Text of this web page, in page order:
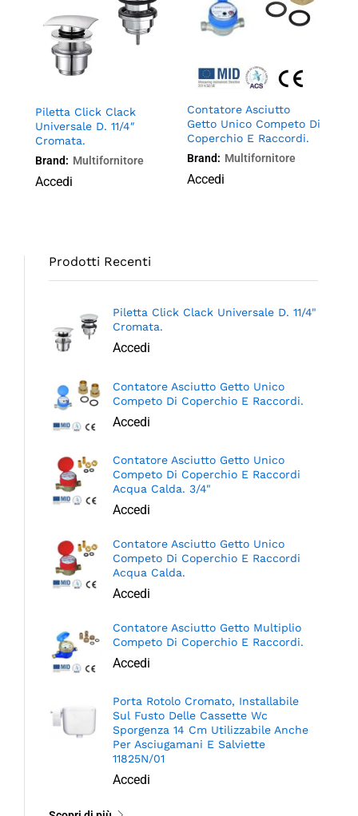
Piletta Click Clack
Universale D. 11/4″
Cromata.
Brand: Multifornitore
Accedi
Contatore Asciutto
Getto Unico Competo Di
Coperchio E Raccordi.
Brand: Multifornitore
Accedi
Prodotti Recenti
Piletta Click Clack Universale D. 11/4"
Cromata.
Accedi
Contatore Asciutto Getto Unico
Competo Di Coperchio E Raccordi.
Accedi
Contatore Asciutto Getto Unico
Competo Di Coperchio E Raccordi
Acqua Calda. 3/4"
Accedi
Contatore Asciutto Getto Unico
Competo Di Coperchio E Raccordi
Acqua Calda.
Accedi
Contatore Asciutto Getto Multiplio
Competo Di Coperchio E Raccordi.
Accedi
Porta Rotolo Cromato, Installabile
Sul Fusto Delle Cassette Wc
Sporgenza 14 Cm Utilizzabile Anche
Per Asciugamani E Salviette
11825N/01
Accedi